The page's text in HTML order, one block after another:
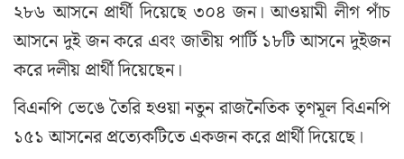
২৮৬ আসনে প্রার্থী দিয়েছে ৩০৪ জন। আওয়ামী লীগ পাঁচ
আসনে দুই জন করে এবং জাতীয় পার্টি ১৮টি আসনে দুইজন
করে দলীয় প্রার্থী দিয়েছেন।
বিএনপি ভেঙে তৈরি হওয়া নতুন রাজনৈতিক তৃণমূল বিএনপি
১৫১ আসনের প্রত্যেকটিতে একজন করে প্রার্থী দিয়েছে।